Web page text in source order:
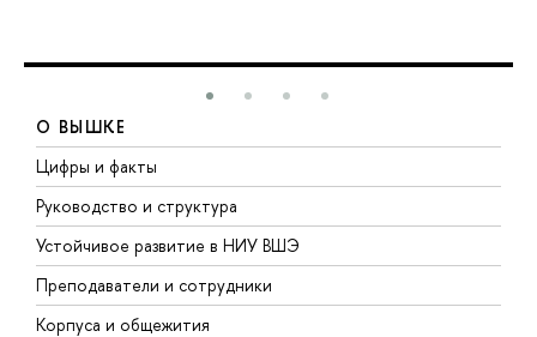
О ВЫШКЕ
Цифры и факты
Руководство и структура
Устойчивое развитие в НИУ ВШЭ
Преподаватели и сотрудники
Корпуса и общежития